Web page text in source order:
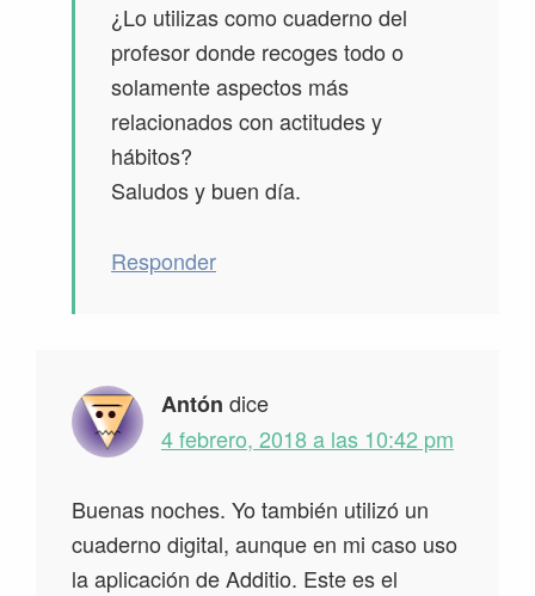
¿Lo utilizas como cuaderno del
profesor donde recoges todo o
solamente aspectos más
relacionados con actitudes y
hábitos?
Saludos y buen día.
Responder
Antón dice
4 febrero, 2018 a las 10:42 pm
Buenas noches. Yo también utilizó un
cuaderno digital, aunque en mi caso uso
la aplicación de Additio. Este es el